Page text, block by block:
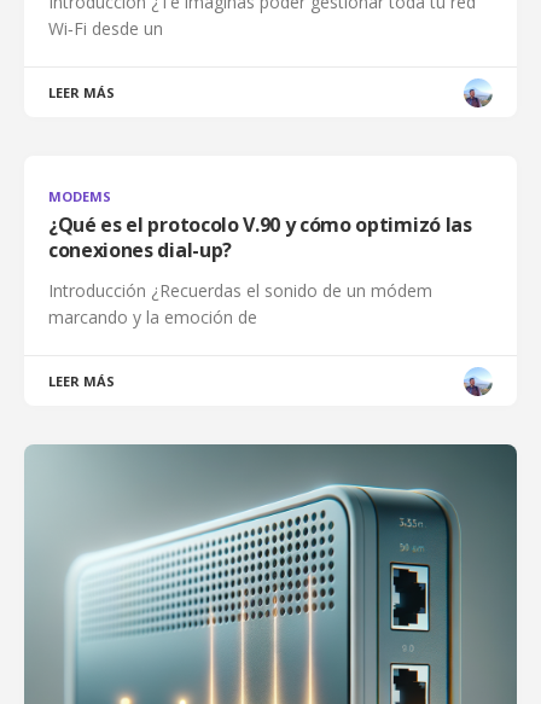
Wi‑Fi desde un
LEER MÁS
MODEMS
¿Qué es el protocolo V.90 y cómo optimizó las
conexiones dial-up?
Introducción ¿Recuerdas el sonido de un módem
marcando y la emoción de
LEER MÁS